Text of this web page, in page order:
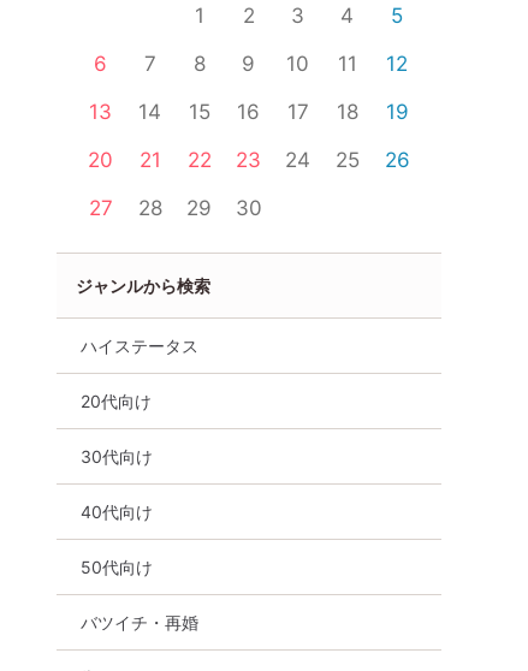
1 2 3 4
5
6
7 8 9 10 11
12
13
14 15 16 17 18
19
20
21 22 23 24 25
26
27
28 29 30
ジャンルから検索
ハイステータス
20代向け
30代向け
40代向け
50代向け
バツイチ・再婚